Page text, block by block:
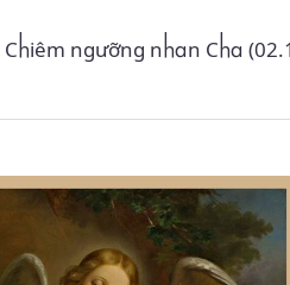
Chiêm ngưỡng nhan Cha